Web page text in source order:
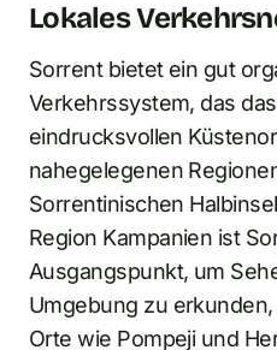
Lokales
Sorrent bietet ein gut
Verkehrssystem, das
eindrucksvollen
nahegelegenen
Sorrentinischen
Region Kampanien ist
Ausgangspunkt, um
Umgebung zu
Orte wie Pompeji und